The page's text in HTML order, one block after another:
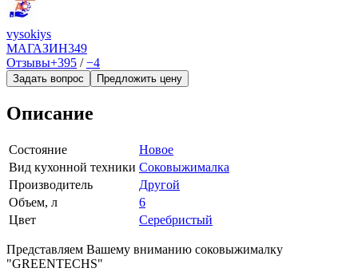
vysokiys
МАГАЗИН349
Отзывы+395 /−4
Задать вопрос Предложить цену
Описание
Состояние
Новое
Вид кухонной техники Соковыжималка
Производитель
Другой
Объем, л
6
Цвет
Серебристый
Представляем Вашему вниманию соковыжималку
"GREENTECHS"